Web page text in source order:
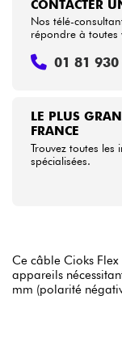
LE PLUS
FRANCE
Trouvez toutes les
spécialisées.
CONTACTER
Nos télé-
répondre à toutes
01 81 930
Ce câble Cioks
appareils
mm (polarité